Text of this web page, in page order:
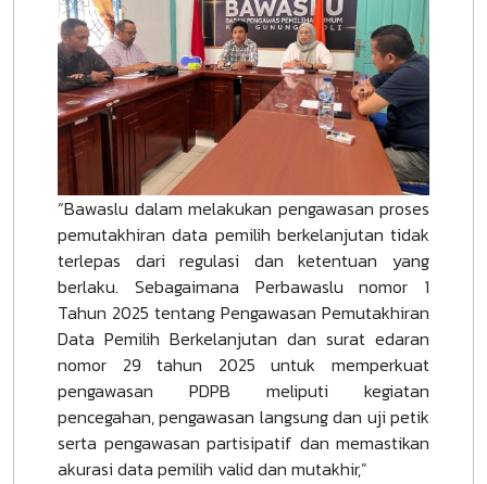
“Bawaslu dalam melakukan pengawasan proses
pemutakhiran data pemilih berkelanjutan tidak
terlepas dari regulasi dan ketentuan yang
berlaku. Sebagaimana Perbawaslu nomor 1
Tahun 2025 tentang Pengawasan Pemutakhiran
Data Pemilih Berkelanjutan dan surat edaran
nomor 29 tahun 2025 untuk memperkuat
pengawasan PDPB meliputi kegiatan
pencegahan, pengawasan langsung dan uji petik
serta pengawasan partisipatif dan memastikan
akurasi data pemilih valid dan mutakhir,”